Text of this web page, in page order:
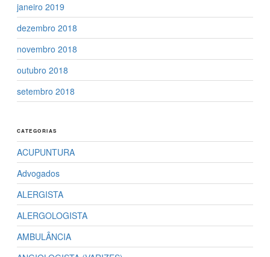
janeiro 2019
dezembro 2018
novembro 2018
outubro 2018
setembro 2018
CATEGORIAS
ACUPUNTURA
Advogados
ALERGISTA
ALERGOLOGISTA
AMBULÂNCIA